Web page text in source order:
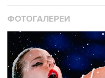
ФОТОГАЛЕРЕИ